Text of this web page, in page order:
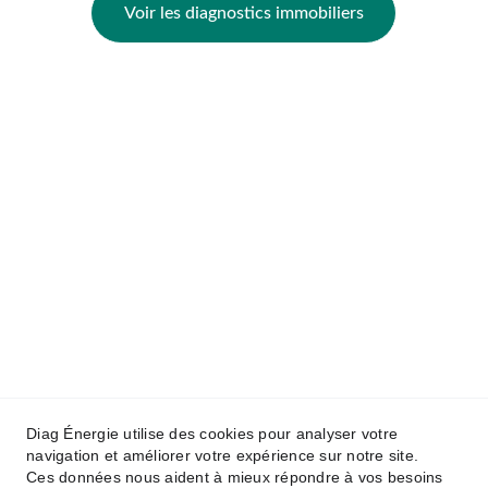
Voir les diagnostics immobiliers
Horaires : Lundi - Vendredi : 8h00 -
19h00
Diag Énergie utilise des cookies pour analyser votre
navigation et améliorer votre expérience sur notre site.
Ces données nous aident à mieux répondre à vos besoins